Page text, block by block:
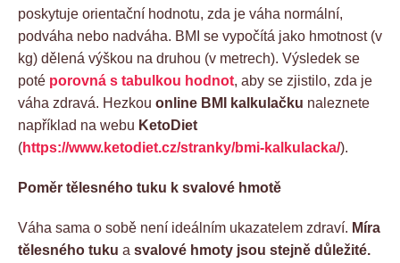
poskytuje orientační hodnotu, zda je váha normální,
podváha nebo nadváha. BMI se vypočítá jako hmotnost (v
kg) dělená výškou na druhou (v metrech). Výsledek se
poté porovná s tabulkou hodnot, aby se zjistilo, zda je
váha zdravá. Hezkou online BMI kalkulačku naleznete
například na webu KetoDiet
(https://www.ketodiet.cz/stranky/bmi-kalkulacka/).
Poměr tělesného tuku k svalové hmotě
Váha sama o sobě není ideálním ukazatelem zdraví. Míra
tělesného tuku a svalové hmoty jsou stejně důležité.